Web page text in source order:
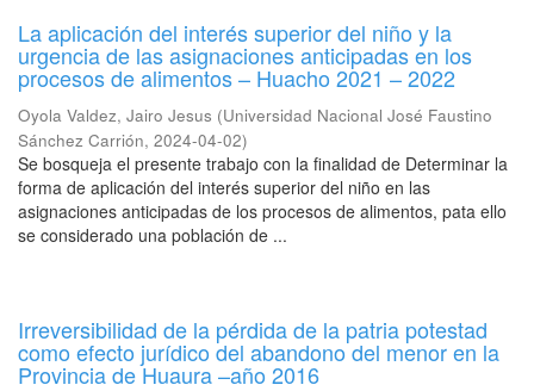
La aplicación del interés superior del niño y la
urgencia de las asignaciones anticipadas en los
procesos de alimentos – Huacho 2021 – 2022
Oyola Valdez, Jairo Jesus (Universidad Nacional José Faustino
Sánchez Carrión, 2024-04-02)
Se bosqueja el presente trabajo con la finalidad de Determinar la
forma de aplicación del interés superior del niño en las
asignaciones anticipadas de los procesos de alimentos, pata ello
se considerado una población de ...
Irreversibilidad de la pérdida de la patria potestad
como efecto jurídico del abandono del menor en la
Provincia de Huaura –año 2016